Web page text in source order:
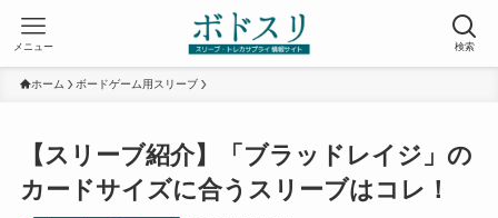
検索
メニュー
ホーム ボードゲーム用スリーブ
【スリーブ紹介】「ブラッドレイジ」の
カードサイズに合うスリーブはコレ！